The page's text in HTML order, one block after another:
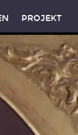
PROJEKT